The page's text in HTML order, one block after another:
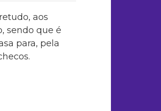
aos
sendo que é
para, pela